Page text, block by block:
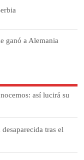
ganó a Alemania
así lucirá su
tras el